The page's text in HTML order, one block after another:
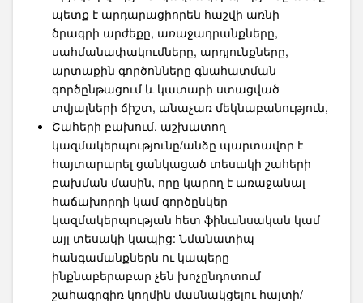
պետք է արդարացիորեն հաշվի առնի
ծրագրի արժեքը, առաջադրանքները,
սահմանափակումները, արդյունքները,
արտաքին գործոնները գնահատման
գործընթացում և կատարի ստացված
տվյալների ճիշտ, անաչառ մեկնաբանություն,
Շահերի բախում. աշխատող
կազմակերպությունը/անձը պարտավոր է
հայտարարել ցանկացած տեսակի շահերի
բախման մասին, որը կարող է առաջանալ
հաճախորդի կամ գործընկեր
կազմակերպության հետ ֆինանսական կամ
այլ տեսակի կապից: Նմանատիպ
հանգամանքներն ու կապերը
ինքնաբերաբար չեն խոչընդոտում
շահագրգիռ կողմին մասնակցելու հայտի/